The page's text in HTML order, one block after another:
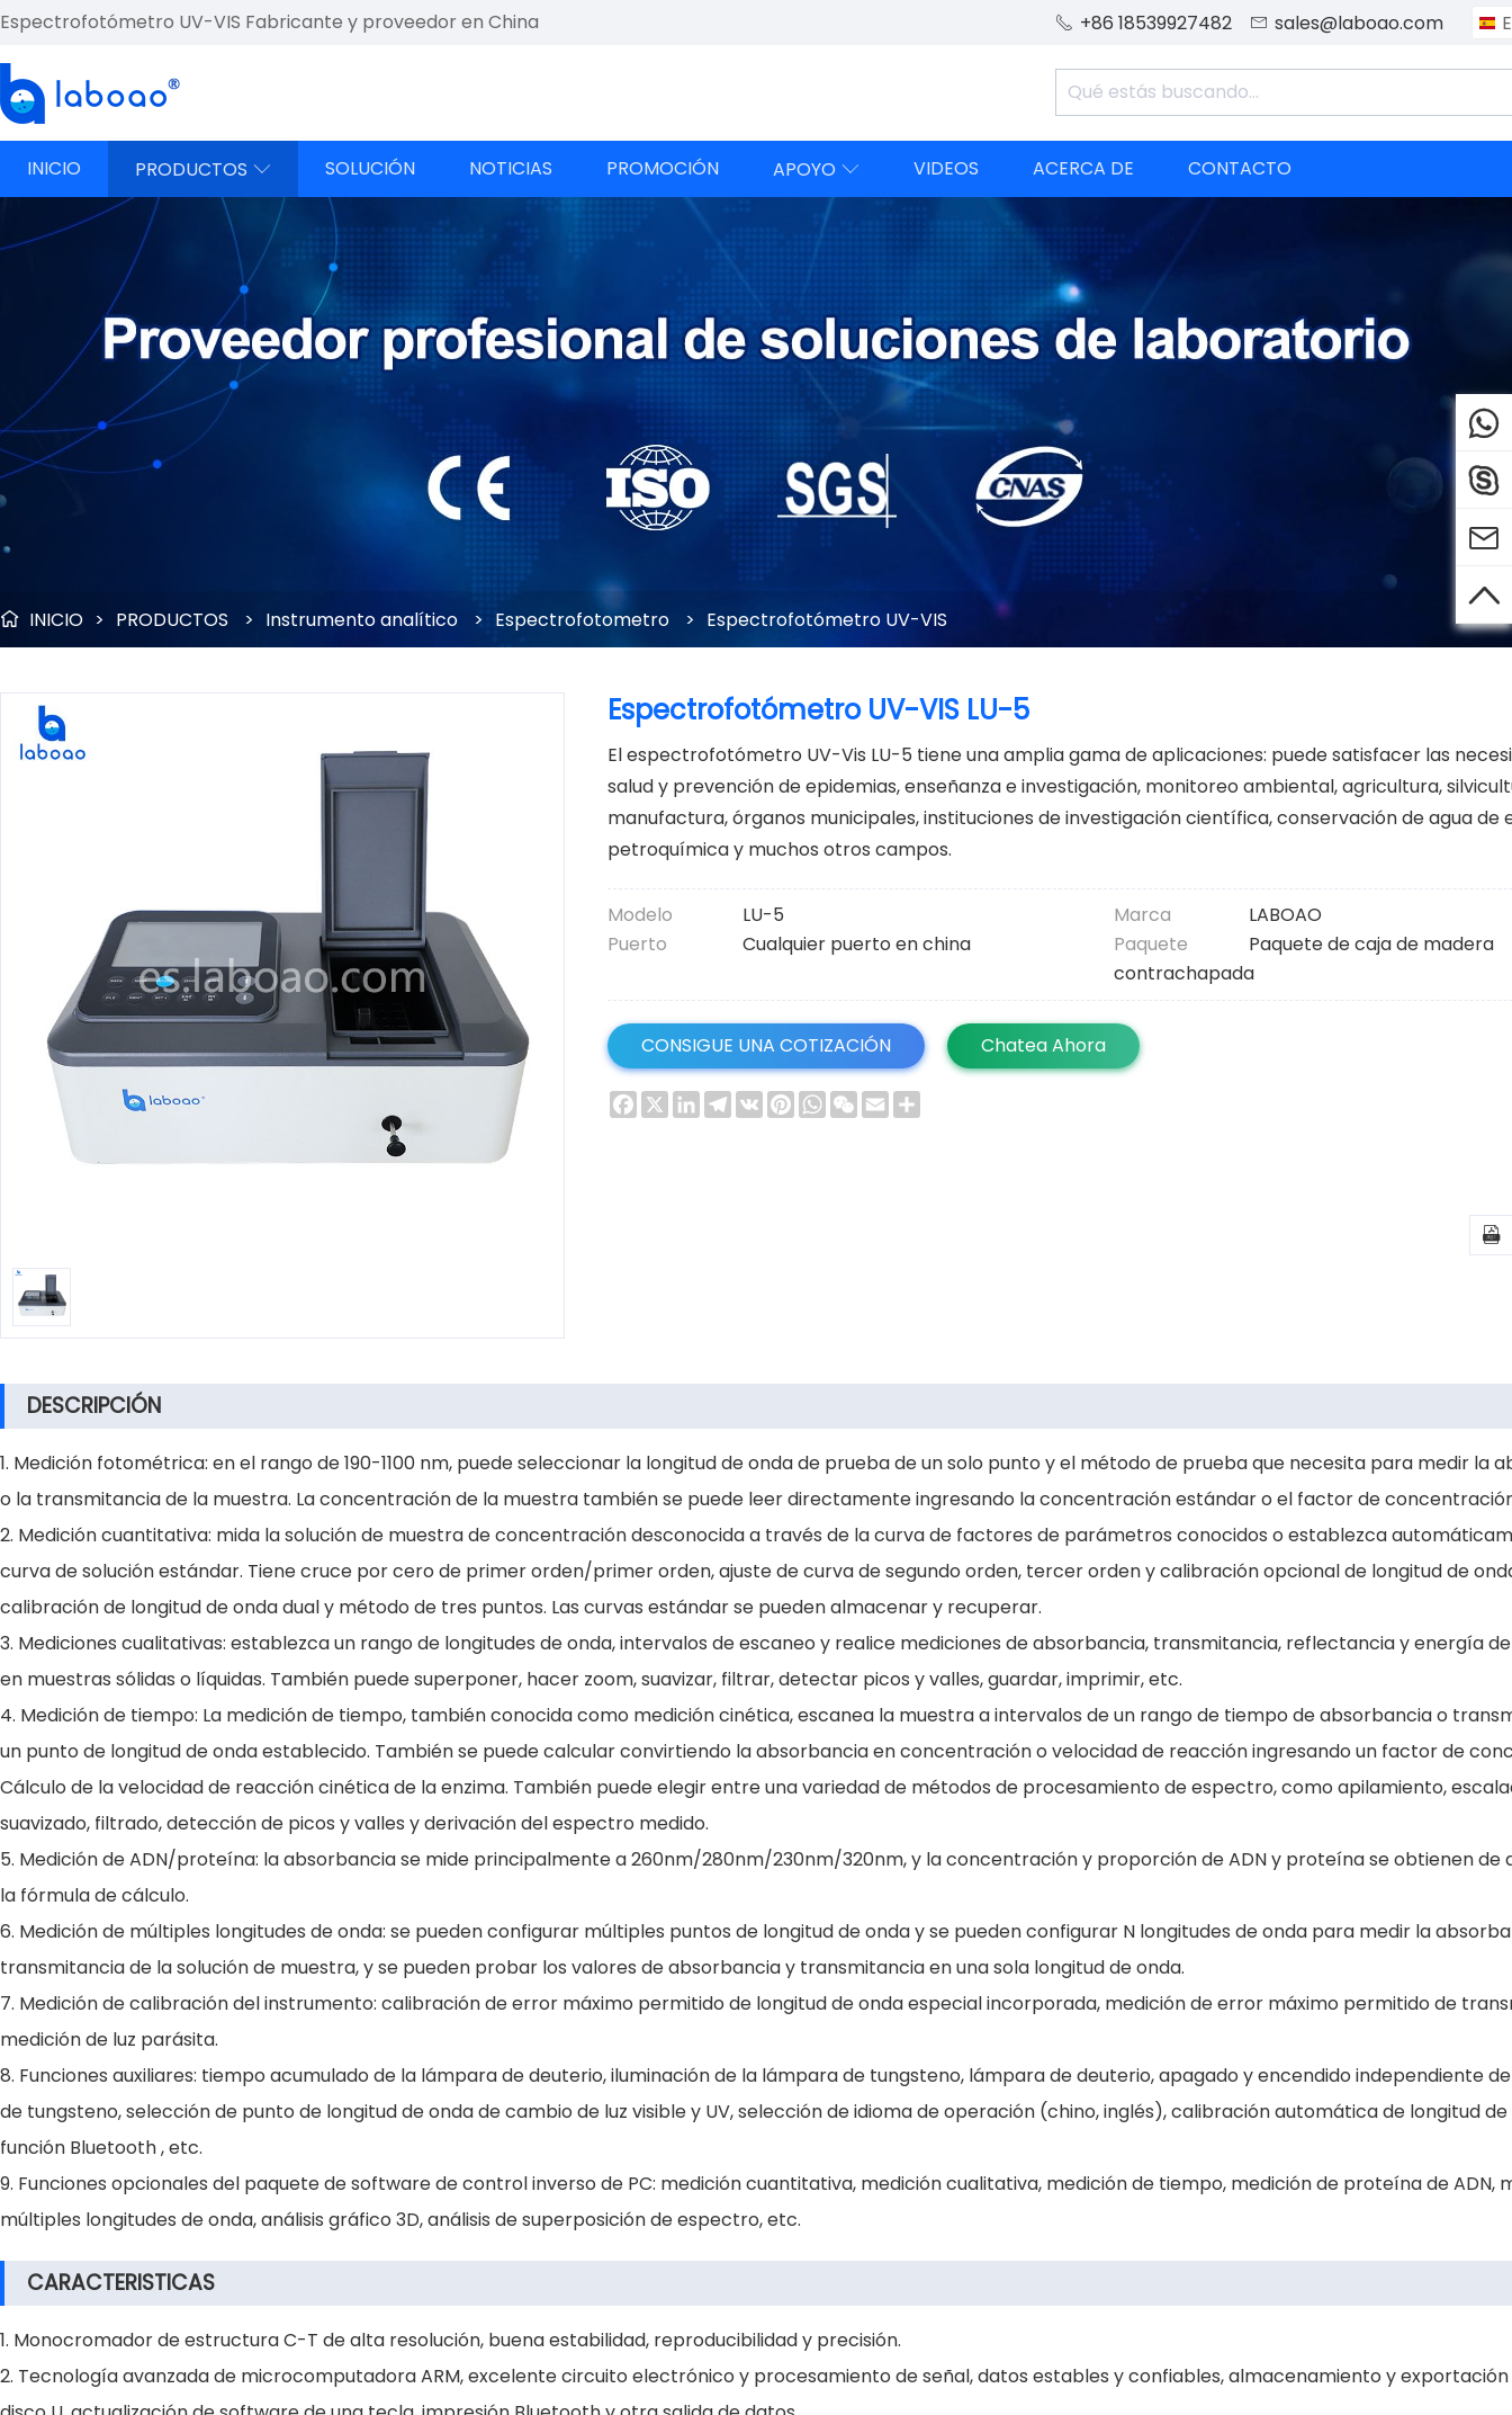
Espectrofotómetro UV-VIS Fabricante y proveedor en China  +86 18539927482  sales@laboao.com
INICIO PRODUCTOS  SOLUCIÓN NOTICIAS PROMOCIÓN APOYO  VIDEOS ACERCA DE CONTACTO
 INICIO > PRODUCTOS > Instrumento analítico > Espectrofotometro > Espectrofotómetro UV-VIS
Espectrofotómetro UV-VIS LU-5
El espectrofotómetro UV-Vis LU-5 tiene una amplia gama de aplicaciones: puede satisfacer las
salud y prevención de epidemias, enseñanza e investigación, monitoreo ambiental, agricultura,
manufactura, órganos municipales, instituciones de investigación científica, conservación de agua de
petroquímica y muchos otros campos.
Modelo LU-5 Marca
LABOAO
Puerto
Cualquier puerto en china Paquete
Paquete de caja de madera
contrachapada
CONSIGUE UNA COTIZACIÓN Chatea Ahora
Facebook
X LinkedInTelegram
VK Pinterest
WhatsApp
WeChat
Email

DESCRIPCIÓN
1. Medición fotométrica: en el rango de 190-1100 nm, puede seleccionar la longitud de onda de prueba de un solo punto y el método de prueba que necesita para medir la
o la transmitancia de la muestra. La concentración de la muestra también se puede leer directamente ingresando la concentración estándar o el factor de
2. Medición cuantitativa: mida la solución de muestra de concentración desconocida a través de la curva de factores de parámetros conocidos o establezca
curva de solución estándar. Tiene cruce por cero de primer orden/primer orden, ajuste de curva de segundo orden, tercer orden y calibración opcional de longitud de
calibración de longitud de onda dual y método de tres puntos. Las curvas estándar se pueden almacenar y recuperar.
3. Mediciones cualitativas: establezca un rango de longitudes de onda, intervalos de escaneo y realice mediciones de absorbancia, transmitancia, reflectancia y energía
en muestras sólidas o líquidas. También puede superponer, hacer zoom, suavizar, filtrar, detectar picos y valles, guardar, imprimir, etc.
4. Medición de tiempo: La medición de tiempo, también conocida como medición cinética, escanea la muestra a intervalos de un rango de tiempo de absorbancia o
un punto de longitud de onda establecido. También se puede calcular convirtiendo la absorbancia en concentración o velocidad de reacción ingresando un factor de
Cálculo de la velocidad de reacción cinética de la enzima. También puede elegir entre una variedad de métodos de procesamiento de espectro, como apilamiento,
suavizado, filtrado, detección de picos y valles y derivación del espectro medido.
5. Medición de ADN/proteína: la absorbancia se mide principalmente a 260nm/280nm/230nm/320nm, y la concentración y proporción de ADN y proteína se obtienen de
la fórmula de cálculo.
6. Medición de múltiples longitudes de onda: se pueden configurar múltiples puntos de longitud de onda y se pueden configurar N longitudes de onda para medir la
transmitancia de la solución de muestra, y se pueden probar los valores de absorbancia y transmitancia en una sola longitud de onda.
7. Medición de calibración del instrumento: calibración de error máximo permitido de longitud de onda especial incorporada, medición de error máximo permitido de
medición de luz parásita.
8. Funciones auxiliares: tiempo acumulado de la lámpara de deuterio, iluminación de la lámpara de tungsteno, lámpara de deuterio, apagado y encendido independiente
de tungsteno, selección de punto de longitud de onda de cambio de luz visible y UV, selección de idioma de operación (chino, inglés), calibración automática de longitud de
función Bluetooth , etc.
9. Funciones opcionales del paquete de software de control inverso de PC: medición cuantitativa, medición cualitativa, medición de tiempo, medición de proteína de ADN,
múltiples longitudes de onda, análisis gráfico 3D, análisis de superposición de espectro, etc.
CARACTERISTICAS
1. Monocromador de estructura C-T de alta resolución, buena estabilidad, reproducibilidad y precisión.
2. Tecnología avanzada de microcomputadora ARM, excelente circuito electrónico y procesamiento de señal, datos estables y confiables, almacenamiento y



